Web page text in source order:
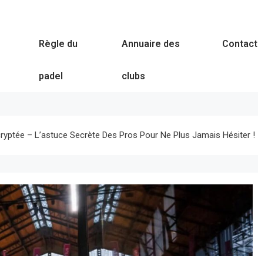
Règle du
padel
Annuaire des
clubs
Contact
– L’astuce Secrète Des Pros Pour Ne Plus Jamais Hésiter !